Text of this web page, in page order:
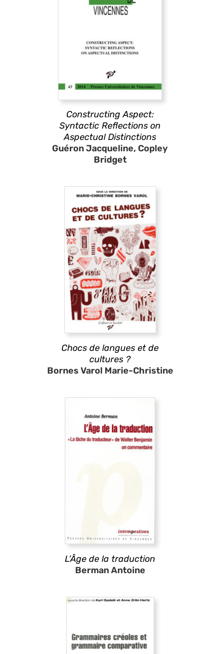
Constructing Aspect:
Syntactic Reflections on
Aspectual Distinctions
Guéron Jacqueline, Copley
Bridget
Chocs de langues et de
cultures ?
Bornes Varol Marie-Christine
L’Âge de la traduction
Berman Antoine